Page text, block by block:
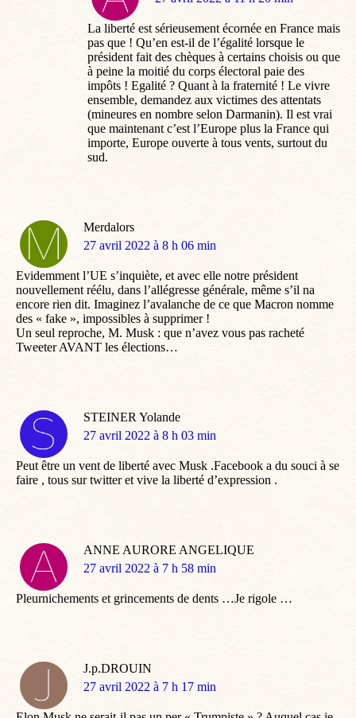
La liberté est sérieusement écornée en France mais
pas que ! Qu’en est-il de l’égalité lorsque le
président fait des chèques à certains choisis ou que
à peine la moitié du corps électoral paie des
impôts ! Egalité ? Quant à la fraternité ! Le vivre
ensemble, demandez aux victimes des attentats
(mineures en nombre selon Darmanin). Il est vrai
que maintenant c’est l’Europe plus la France qui
importe, Europe ouverte à tous vents, surtout du
sud.
Merdalors
dit
27 avril 2022 à 8 h 06 min
Evidemment l’UE s’inquiète, et avec elle notre président
nouvellement réélu, dans l’allégresse générale, même s’il na
encore rien dit. Imaginez l’avalanche de ce que Macron nomme
des « fake », impossibles à supprimer !
Un seul reproche, M. Musk : que n’avez vous pas racheté
Tweeter AVANT les élections…
STEINER Yolande
dit
27 avril 2022 à 8 h 03 min
Peut être un vent de liberté avec Musk .Facebook a du souci à se
faire , tous sur twitter et vive la liberté d’expression .
ANNE AURORE ANGELIQUE
dit
27 avril 2022 à 7 h 58 min
Pleurnichements et grincements de dents …Je rigole …
J.p.DROUIN
dit
27 avril 2022 à 7 h 17 min